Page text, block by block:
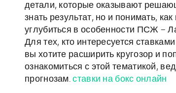
детали, которые оказывают
знать результат, но и понимать,
углубиться в особенности ПСЖ –
Для тех, кто интересуется
вы хотите расширить кругозор и
ознакомиться с этой тематикой,
прогнозам.ставки на бокс онлайн